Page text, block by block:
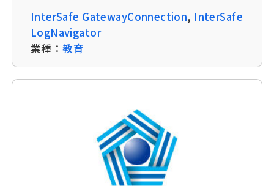
InterSafe GatewayConnection, InterSafe
LogNavigator
業種：教育